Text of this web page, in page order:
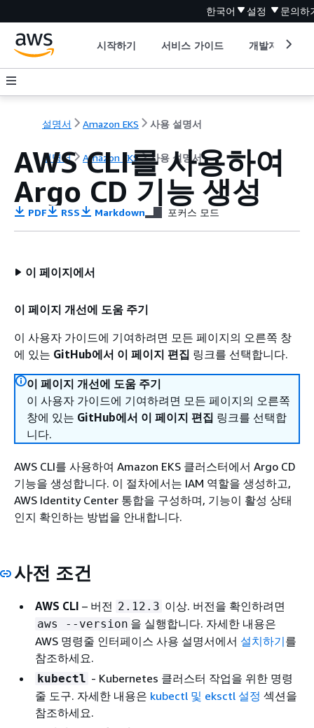
한국어 설정 문의하
시작하기 서비스 가이드 개발자 도구
설명서 Amazon EKS 사용 설명서
설명서 Amazon EKS 사용 설명서
AWS CLI를 사용하여
Argo CD 기능 생성
PDF RSS Markdown 포커스 모드
이 페이지에서
이 페이지 개선에 도움 주기
이 사용자 가이드에 기여하려면 모든 페이지의 오른쪽 창
에 있는 GitHub에서 이 페이지 편집 링크를 선택합니다.
이 페이지 개선에 도움 주기
이 사용자 가이드에 기여하려면 모든 페이지의 오른쪽
창에 있는 GitHub에서 이 페이지 편집 링크를 선택합
니다.
AWS CLI를 사용하여 Amazon EKS 클러스터에서 Argo CD
기능을 생성합니다. 이 절차에서는 IAM 역할을 생성하고,
AWS Identity Center 통합을 구성하며, 기능이 활성 상태
인지 확인하는 방법을 안내합니다.
사전 조건
AWS CLI – 버전 2.12.3 이상. 버전을 확인하려면
aws --version 을 실행합니다. 자세한 내용은
AWS 명령줄 인터페이스 사용 설명서에서 설치하기를
참조하세요.
kubectl - Kubernetes 클러스터 작업을 위한 명령
줄 도구. 자세한 내용은 kubectl 및 eksctl 설정 섹션을
참조하세요.